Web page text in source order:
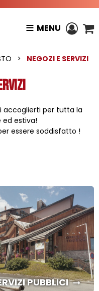
MENU
> NEGOZI E SERVIZI
accoglierti per tutta la
ed estiva!
essere soddisfatto !
PUBBLICI